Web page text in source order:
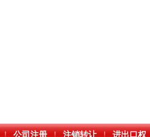
公司注册 注销转让 进出口权